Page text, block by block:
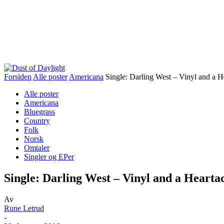
Forsiden Alle poster Americana Single: Darling West – Vinyl and a
Alle poster
Americana
Bluegrass
Country
Folk
Norsk
Omtaler
Singler og EPer
Single: Darling West – Vinyl and a
Av
Rune Letrud
-